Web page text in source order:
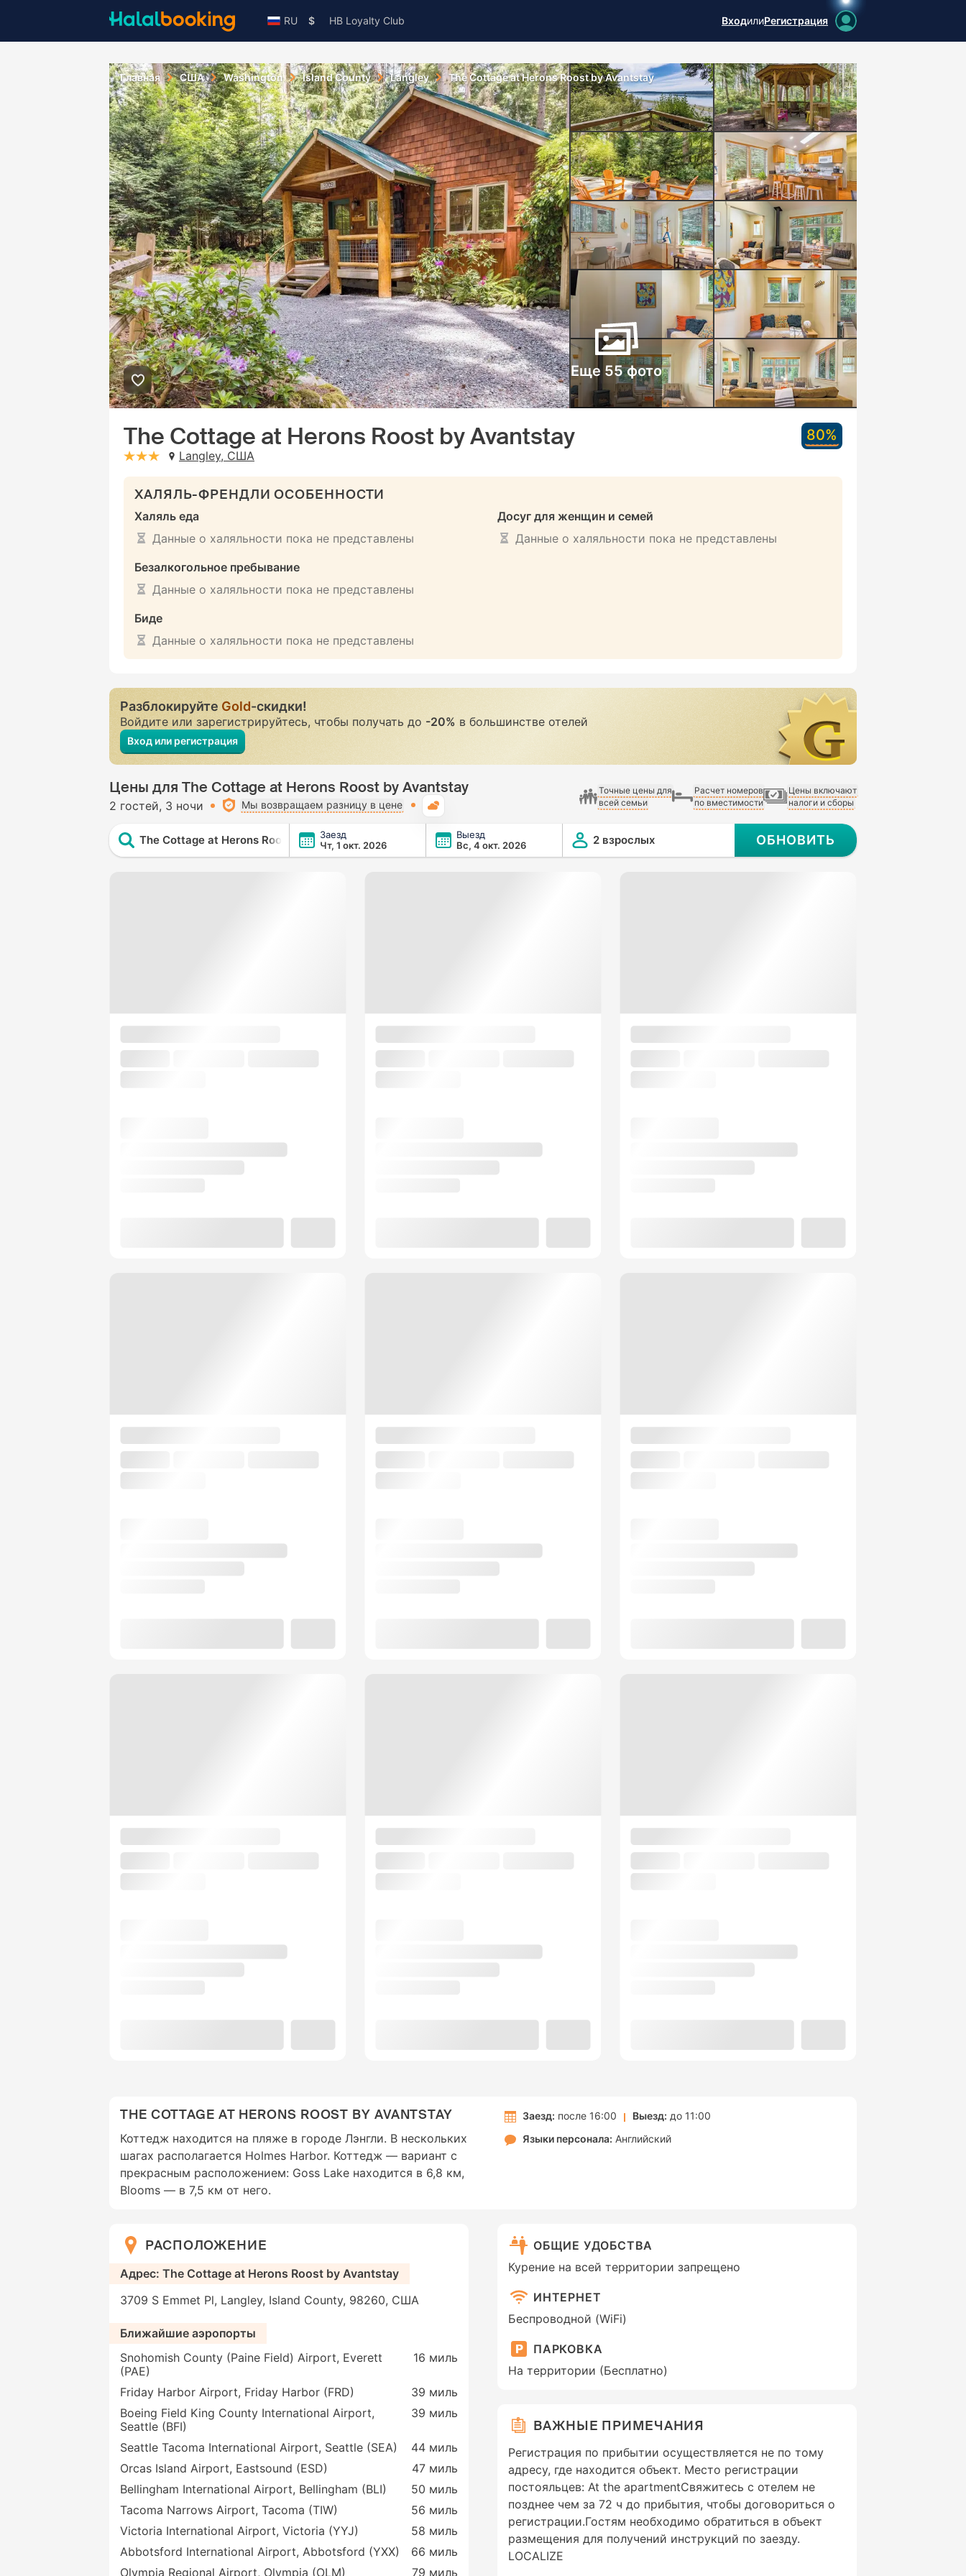
RU $ HB Loyalty Club ВходилиРегистрация
Главная США Washington Island County Langley The Cottage at Herons Roost by Avantstay
Еще 55 фото
The Cottage at Herons Roost by Avantstay
stars: 3Langley, США
80%
ХАЛЯЛЬ-ФРЕНДЛИ ОСОБЕННОСТИ
Халяль еда
Данные о халяльности пока не представлены
Безалкогольное пребывание
Данные о халяльности пока не представлены
Биде
Данные о халяльности пока не представлены
Досуг для женщин и семей
Данные о халяльности пока не представлены
Разблокируйте Gold-скидки!
Войдите или зарегистрируйтесь, чтобы получать до -20% в большинстве отелей
Вход или регистрация
Цены для The Cottage at Herons Roost by Avantstay
2 гостей 3 ночи Мы возвращаем разницу в цене
Точные цены для
всей семьи
Расчет номеров
по вместимости
Цены включают
налоги и сборы
The Cottage at Herons Roost by Avantstay
Заезд
Чт, 1 окт. 2026
Выезд
Вс, 4 окт. 2026
2 взрослых ОБНОВИТЬ
THE COTTAGE AT HERONS ROOST BY AVANTSTAY
Коттедж находится на пляже в городе Лэнгли. В нескольких
шагах располагается Holmes Harbor. Коттедж — вариант с
прекрасным расположением: Goss Lake находится в 6,8 км,
Blooms — в 7,5 км от него.
Заезд: после 16:00 Выезд: до 11:00
Языки персонала: Английский
РАСПОЛОЖЕНИЕ
Адрес: The Cottage at Herons Roost by Avantstay
3709 S Emmet Pl, Langley, Island County, 98260, США
Ближайшие аэропорты
Snohomish County (Paine Field) Airport, Everett
(PAE)
16 миль
Friday Harbor Airport, Friday Harbor (FRD)
39 миль
Boeing Field King County International Airport,
Seattle (BFI)
39 миль
Seattle Tacoma International Airport, Seattle (SEA)
44 миль
Orcas Island Airport, Eastsound (ESD)
47 миль
Bellingham International Airport, Bellingham (BLI)
50 миль
Tacoma Narrows Airport, Tacoma (TIW)
56 миль
Victoria International Airport, Victoria (YYJ)
58 миль
Abbotsford International Airport, Abbotsford (YXX)
66 миль
Olympia Regional Airport, Olympia (OLM)
79 миль
ОБЩИЕ УДОБСТВА
Курение на всей территории запрещено
ИНТЕРНЕТ
Беспроводной (WiFi)
ПАРКОВКА
На территории (Бесплатно)
ВАЖНЫЕ ПРИМЕЧАНИЯ
Регистрация по прибытии осуществляется не по тому
адресу, где находится объект. Место регистрации
постояльцев: At the apartmentСвяжитесь с отелем не
позднее чем за 72 ч до прибытия, чтобы договориться о
регистрации.Гостям необходимо обратиться в объект
размещения для получений инструкций по заезду.
LOCALIZE